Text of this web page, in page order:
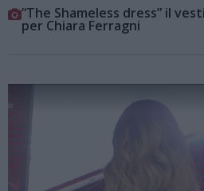
“The Shameless dress” il
per Chiara Ferragni